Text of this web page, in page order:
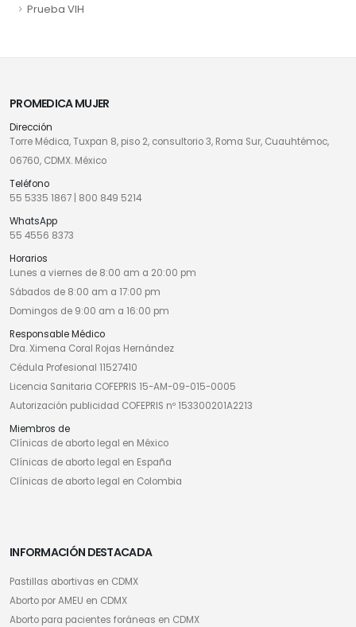
Prueba VIH
PROMEDICA MUJER
Dirección
Torre Médica, Tuxpan 8, piso 2, consultorio 3, Roma Sur, Cuauhtémoc,
06760, CDMX. México
Teléfono
55 5335 1867
800 849 5214
WhatsApp
55 4556 8373
Horarios
Lunes a viernes de 8:00 am a 20:00 pm
Sábados de 8:00 am a 17:00 pm
Domingos de 9:00 am a 16:00 pm
Responsable Médico
Dra. Ximena Coral Rojas Hernández
Cédula Profesional 11527410
Licencia Sanitaria COFEPRIS 15-AM-09-015-0005
Autorización publicidad COFEPRIS nº 153300201A2213
Miembros de
Clínicas de aborto legal en México
Clínicas de aborto legal en España
Clínicas de aborto legal en Colombia
INFORMACIÓN DESTACADA
Pastillas abortivas en CDMX
Aborto por AMEU en CDMX
Aborto para pacientes foráneas en CDMX